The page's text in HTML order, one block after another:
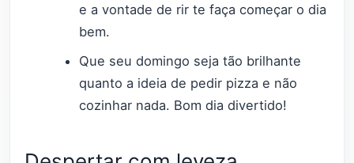
e a vontade de rir te faça começar o dia
bem.
Que seu domingo seja tão brilhante
quanto a ideia de pedir pizza e não
cozinhar nada. Bom dia divertido!